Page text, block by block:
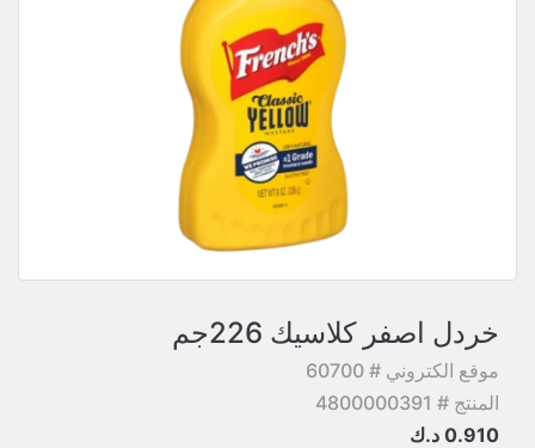
خردل اصفر كلاسيك 226جم
موقع الكتروني # 60700
المنتج # 4800000391
0.910 د.ك